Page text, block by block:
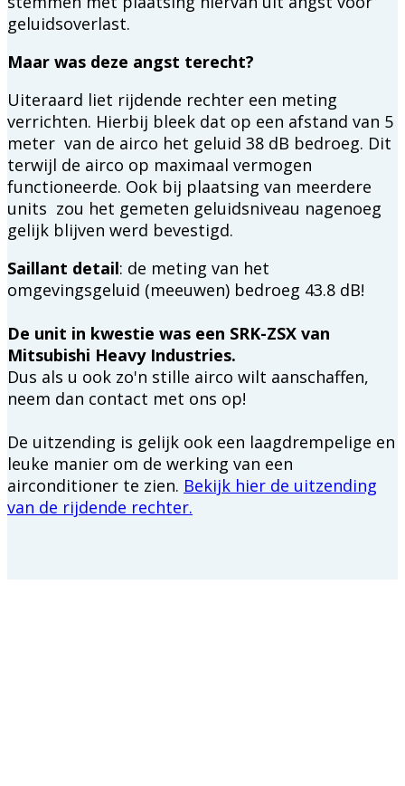
geluidsoverlast.
Maar was deze angst terecht?
Uiteraard liet rijdende rechter een meting
verrichten. Hierbij bleek dat op een afstand van 5
meter van de airco het geluid 38 dB bedroeg. Dit
terwijl de airco op maximaal vermogen
functioneerde. Ook bij plaatsing van meerdere
units zou het gemeten geluidsniveau nagenoeg
gelijk blijven werd bevestigd.
Saillant detail: de meting van het
omgevingsgeluid (meeuwen) bedroeg 43.8 dB!
De unit in kwestie was een SRK-ZSX van
Mitsubishi Heavy Industries.
Dus als u ook zo'n stille airco wilt aanschaffen,
neem dan contact met ons op!
De uitzending is gelijk ook een laagdrempelige en
leuke manier om de werking van een
airconditioner te zien. Bekijk hier de uitzending
van de rijdende rechter.